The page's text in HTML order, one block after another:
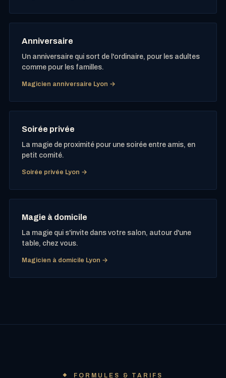
Anniversaire
Un anniversaire qui sort de l'ordinaire, pour les adultes
comme pour les familles.
Magicien anniversaire Lyon →
Soirée privée
La magie de proximité pour une soirée entre amis, en
petit comité.
Soirée privée Lyon →
Magie à domicile
La magie qui s'invite dans votre salon, autour d'une
table, chez vous.
Magicien à domicile Lyon →
FORMULES & TARIFS